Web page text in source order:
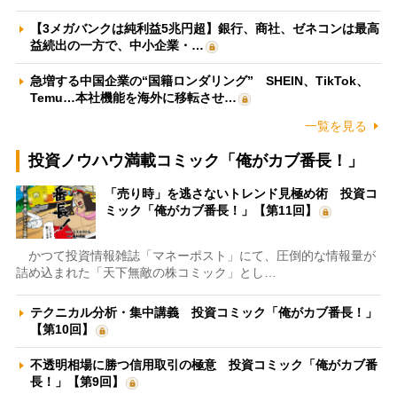
【3メガバンクは純利益5兆円超】銀行、商社、ゼネコンは最高
益続出の一方で、中小企業・…
急増する中国企業の“国籍ロンダリング” SHEIN、TikTok、
Temu…本社機能を海外に移転させ…
一覧を見る
投資ノウハウ満載コミック「俺がカブ番長！」
「売り時」を逃さないトレンド見極め術 投資コ
ミック「俺がカブ番長！」【第11回】
かつて投資情報雑誌「マネーポスト」にて、圧倒的な情報量が
詰め込まれた「天下無敵の株コミック」とし…
テクニカル分析・集中講義 投資コミック「俺がカブ番長！」
【第10回】
不透明相場に勝つ信用取引の極意 投資コミック「俺がカブ番
長！」【第9回】